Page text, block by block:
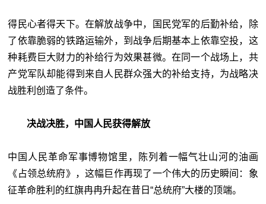
得民心者得天下。在解放战争中，国民党军的后勤补给，除
了依靠脆弱的铁路运输外，到战争后期基本上依靠空投，这
种耗费巨大财力的补给行为效果甚微。在同一个战场上，共
产党军队却能得到来自人民群众强大的补给支持，为战略决
战胜利创造了条件。
决战决胜，中国人民获得解放
中国人民革命军事博物馆里，陈列着一幅气壮山河的油画
《占领总统府》，这幅巨作再现了一个伟大的历史瞬间：象
征革命胜利的红旗冉冉升起在昔日“总统府”大楼的顶端。